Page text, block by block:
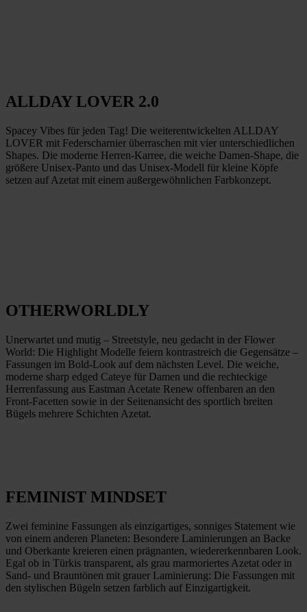
ALLDAY LOVER 2.0
Spacey Vibes für jeden Tag! Die weiterentwickelten ALLDAY
LOVER mit Federscharnier überraschen mit vier unterschiedlichen
Shapes. Die moderne Herren-Karree, die weiche Damen-Shape, die
größere Unisex-Panto und das Unisex-Modell für kleine Köpfe
setzen auf Azetat mit einem außergewöhnlichen Farbkonzept.
OTHERWORLDLY
Unerwartet und mutig – Streetstyle, neu gedacht in der Flower
World: Die Highlight Modelle feiern kontrastreich die Gegensätze –
Fassungen im Bold-Look auf dem nächsten Level. Die weiche,
moderne sharp edged Cateye für Damen und die rechteckige
Herrenfassung aus Eastman Acetate Renew offenbaren an den
Front-Facetten sowie in der Seitenansicht des sportlich breiten
Bügels mehrere Schichten Azetat.
FEMINIST MINDSET
Zwei feminine Fassungen als einzigartiges, sonniges Statement wie
von einem anderen Planeten: Besondere Laminierungen an Backe
und Oberkante kreieren einen prägnanten, wiedererkennbaren Look.
Egal ob in Türkis transparent, als grau marmoriertes Azetat oder in
Sand- und Brauntönen mit grauer Laminierung: Die Fassungen mit
den stylischen Bügeln setzen farblich auf Einzigartigkeit.